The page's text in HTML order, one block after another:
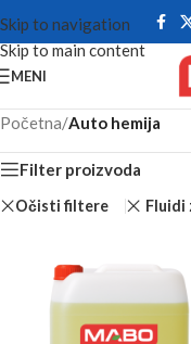
Skip to navigation
Skip to main content
MENI
Početna/Auto hemija
Filter proizvoda
Očisti filtere Fluidi